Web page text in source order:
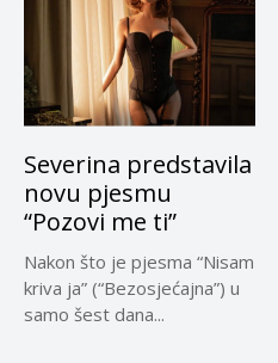
Severina predstavila
novu pjesmu
“Pozovi me ti”
Nakon što je pjesma “Nisam
kriva ja” (“Bezosjećajna”) u
samo šest dana...